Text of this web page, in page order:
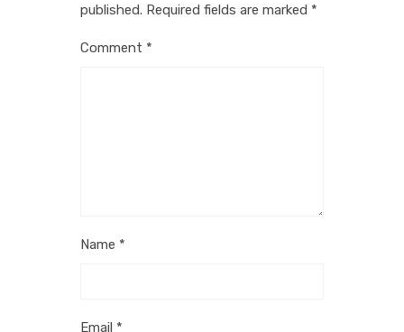
published. Required fields are marked *
Comment *
Name *
Email *